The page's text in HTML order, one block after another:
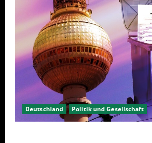
Deutschland Politik und Gesellschaft